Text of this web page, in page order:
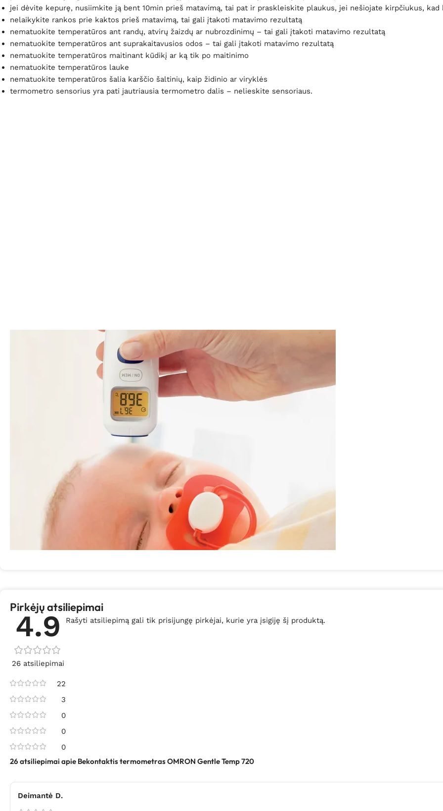
jei dėvite kepurę, nusiimkite ją bent 10min prieš matavimą, tai pat ir praskleiskite plaukus, jei nešiojate kirpčiukus, kad
nelaikykite rankos prie kaktos prieš matavimą, tai gali įtakoti matavimo rezultatą
nematuokite temperatūros ant randų, atvirų žaizdų ar nubrozdinimų – tai gali įtakoti matavimo rezultatą
nematuokite temperatūros ant suprakaitavusios odos – tai gali įtakoti matavimo rezultatą
nematuokite temperatūros maitinant kūdikį ar ką tik po maitinimo
nematuokite temperatūros lauke
nematuokite temperatūros šalia karščio šaltinių, kaip židinio ar viryklės
termometro sensorius yra pati jautriausia termometro dalis – nelieskite sensoriaus.
Pirkėjų atsiliepimai
4.9
26 atsiliepimai
22
3
0
0
0
26 atsiliepimai apie Bekontaktis termometras OMRON Gentle Temp 720
Deimantė D.
Rašyti atsiliepimą gali tik prisijungę pirkėjai, kurie yra įsigiję šį produktą.